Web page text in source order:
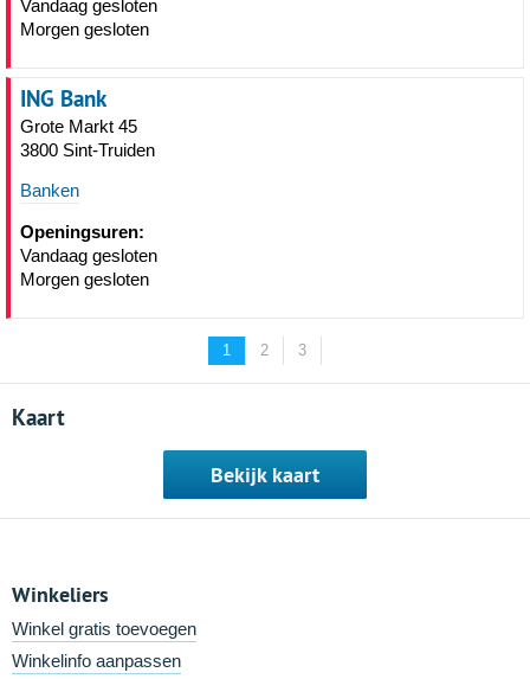
Vandaag gesloten
Morgen gesloten
ING Bank
Grote Markt 45
3800 Sint-Truiden
Banken
Openingsuren:
Vandaag gesloten
Morgen gesloten
1 2 3
Kaart
Bekijk kaart
Winkeliers
Winkel gratis toevoegen
Winkelinfo aanpassen